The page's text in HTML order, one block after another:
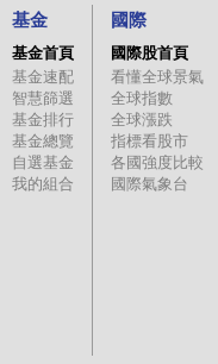
基金
基金首頁
基金速配
智慧篩選
基金排行
基金總覽
自選基金
我的組合
國際
國際股首頁
看懂全球景氣
全球指數
全球漲跌
指標看股市
各國強度比較
國際氣象台